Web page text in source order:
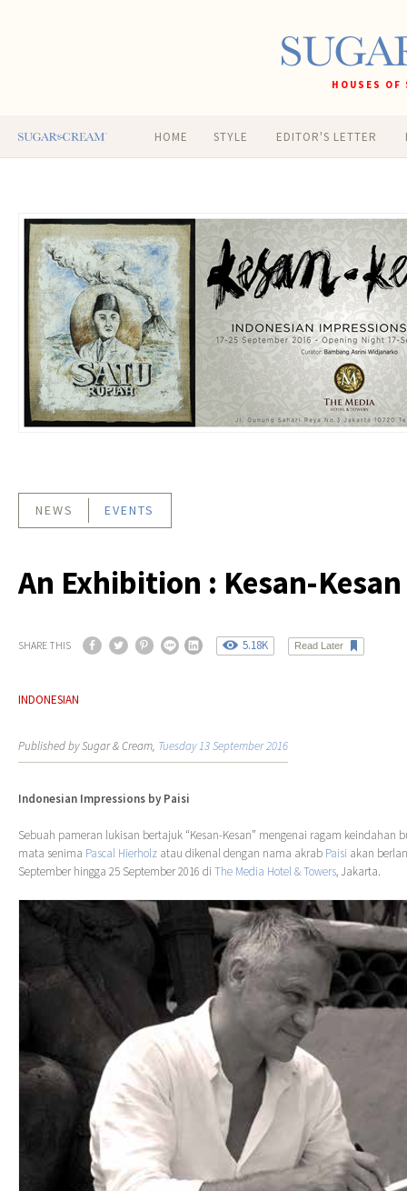
HOUSES
HOME STYLE EDITOR'S LETTER
NEWS EVENTS
An Exhibition : Kesan-Kesan
SHARE THIS 5.18K Read Later
INDONESIAN
Published by Sugar & Cream, Tuesday 13 September 2016
Indonesian Impressions by Paisi
Sebuah pameran lukisan bertajuk “Kesan-Kesan” mengenai ragam keindahan
mata senima Pascal Hierholz atau dikenal dengan nama akrab Paisi akan
September hingga 25 September 2016 di The Media Hotel & Towers, Jakarta.